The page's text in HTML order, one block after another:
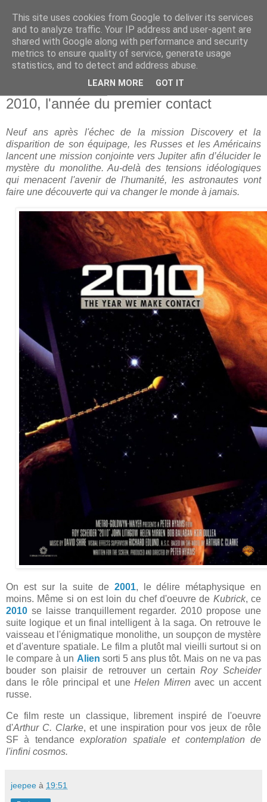
2010, l'année du premier contact
Neuf ans après l'échec de la mission Discovery et la
disparition de son équipage, les Russes et les Américains
lancent une mission conjointe vers Jupiter afin d’élucider le
mystère du monolithe. Au-delà des tensions idéologiques
qui menacent l'avenir de l'humanité, les astronautes vont
faire une découverte qui va changer le monde à jamais.
On est sur la suite de 2001, le délire métaphysique en
moins. Même si on est loin du chef d'oeuvre de Kubrick, ce
2010 se laisse tranquillement regarder. 2010 propose une
suite logique et un final intelligent à la saga. On retrouve le
vaisseau et l'énigmatique monolithe, un soupçon de mystère
et d'aventure spatiale. Le film a plutôt mal vieilli surtout si on
le compare à un Alien sorti 5 ans plus tôt. Mais on ne va pas
bouder son plaisir de retrouver un certainRoy Scheider
dans le rôle principal et une Helen Mirren avec un accent
russe.
Ce film reste un classique, librement inspiré de l'oeuvre
d'Arthur C. Clarke, et une inspiration pour vos jeux de rôle
SF à tendanceexploration spatiale et contemplation de
l'infini cosmos.
jeepee à 19:51
This site uses cookies from Google to deliver its services
and to analyze traffic. Your IP address and user-agent are
shared with Google along with performance and security
metrics to ensure quality of service, generate usage
statistics, and to detect and address abuse.
LEARN MORE GOT IT